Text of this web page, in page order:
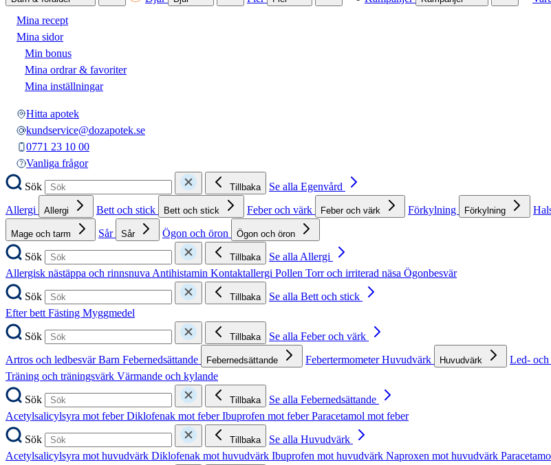
Mina recept
Mina sidor
Min bonus
Mina ordrar & favoriter
Mina inställningar
Hitta apotek
kundservice@dozapotek.se
0771 23 10 00
Vanliga frågor
Sök
Tillbaka
Se alla Egenvård
Allergi
Allergi Bett och stick Bett och stick Feber och värk Feber och värk Förkylning Förkylning
Mage och tarm Sår Sår Ögon och öron Ögon och öron
Sök Tillbaka
Se alla Allergi
Allergisk nästäppa och rinnsnuva Antihistamin Kontaktallergi Pollen Torr och irriterad näsa Ögonbesvär
Sök
Tillbaka
Se alla Bett och stick
Efter bett Fästing Myggmedel
Sök
Tillbaka
Se alla Feber och värk
Artros och ledbesvärBarn Febernedsättande Febernedsättande FebertermometerHuvudvärk Huvudvärk Led-
Träning och träningsvärk Värmande och kylande
Sök
Tillbaka
Se alla Febernedsättande
Acetylsalicylsyra mot feberDiklofenak mot feberIbuprofen mot feberParacetamol mot feber
Sök
Tillbaka
Se alla Huvudvärk
Acetylsalicylsyra mot huvudvärk Diklofenak mot huvudvärk Ibuprofen mot huvudvärk Naproxen mot huvudvärk